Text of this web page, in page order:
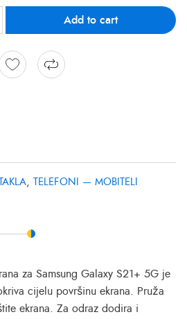
Add to cart
, TELEFONI — MOBITELI
za Samsung Galaxy S21+ 5G je
cijelu površinu ekrana. Pruža
ekrana. Za odraz dodira i